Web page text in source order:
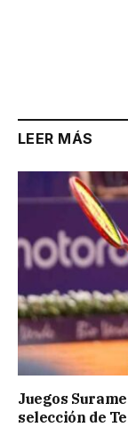
LEER MÁS
Juegos
selección de